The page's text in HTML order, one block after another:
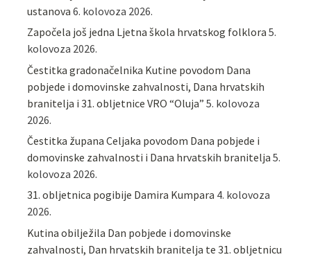
ustanova 6. kolovoza 2026.
Započela još jedna Ljetna škola hrvatskog folklora 5.
kolovoza 2026.
Čestitka gradonačelnika Kutine povodom Dana
pobjede i domovinske zahvalnosti, Dana hrvatskih
branitelja i 31. obljetnice VRO “Oluja” 5. kolovoza
2026.
Čestitka župana Celjaka povodom Dana pobjede i
domovinske zahvalnosti i Dana hrvatskih branitelja 5.
kolovoza 2026.
31. obljetnica pogibije Damira Kumpara 4. kolovoza
2026.
Kutina obilježila Dan pobjede i domovinske
zahvalnosti, Dan hrvatskih branitelja te 31. obljetnicu